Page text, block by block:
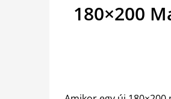
180×200